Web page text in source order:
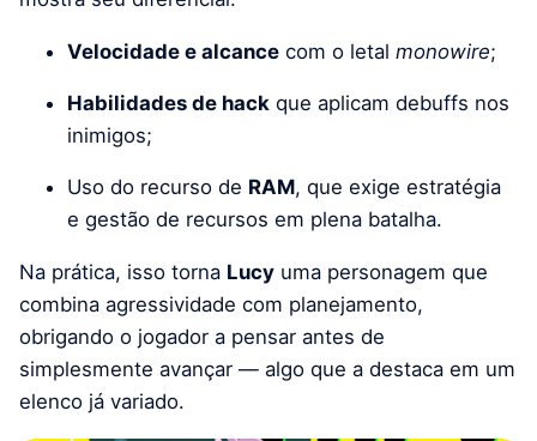
Velocidade e alcance com o letal monowire;
Habilidades de hack que aplicam debuffs nos
inimigos;
Uso do recurso de RAM, que exige estratégia
e gestão de recursos em plena batalha.
Na prática, isso torna Lucy uma personagem que
combina agressividade com planejamento,
obrigando o jogador a pensar antes de
simplesmente avançar — algo que a destaca em um
elenco já variado.